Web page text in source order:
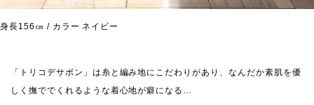
身長156㎝ / カラー ネイビー
「トリコデサボン」は糸と編み地にこだわりがあり、なんだか素肌を優
しく撫ででくれるような着心地が癖になる…